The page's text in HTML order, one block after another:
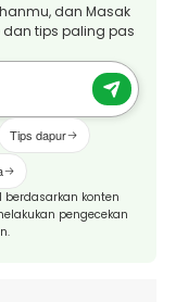
dan Masak
dan tips paling pas
Tips dapur
konten
pengecekan